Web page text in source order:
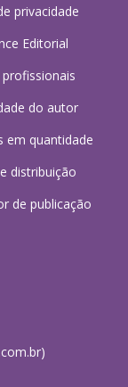
privacidade
Editorial
profissionais
do autor
em quantidade
distribuição
de publicação